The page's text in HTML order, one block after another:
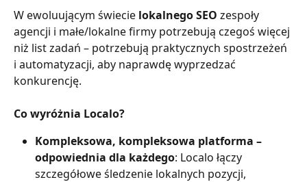
W ewoluującym świecie lokalnego SEO zespoły
agencji i małe/lokalne firmy potrzebują czegoś więcej
niż list zadań – potrzebują praktycznych spostrzeżeń
i automatyzacji, aby naprawdę wyprzedzać
konkurencję.
Co wyróżnia Localo?
Kompleksowa, kompleksowa platforma –
odpowiednia dla każdego: Localo łączy
szczegółowe śledzenie lokalnych pozycji,